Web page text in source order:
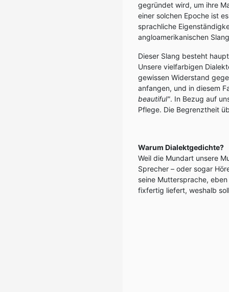
gegründet wird, um ihre
einer solchen Epoche ist
sprachliche
angloamerikanischen
Dieser Slang besteht
Unsere vielfarbigen
gewissen Widerstand
anfangen, und in diesem
beautiful". In Bezug auf
Pflege. Die Begrenztheit
Warum Dialektgedichte?
Weil die Mundart unsere
Sprecher – oder sogar
seine Muttersprache,
fixfertig liefert, weshalb